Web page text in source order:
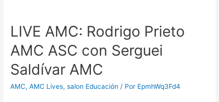
LIVE AMC: Rodrigo Prieto
AMC ASC con Serguei
Saldívar AMC
AMC,AMC Lives,salon Educación / Por EpmhWq3Fd4